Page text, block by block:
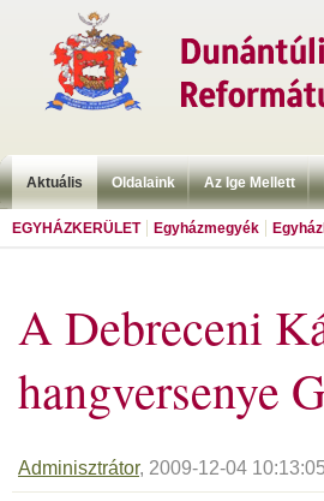
Aktuális Oldalaink Az Ige Mellett
EGYHÁZKERÜLET Egyházmegyék
A Debreceni
hangversenye
Adminisztrátor, 2009-12-04 10:13:05